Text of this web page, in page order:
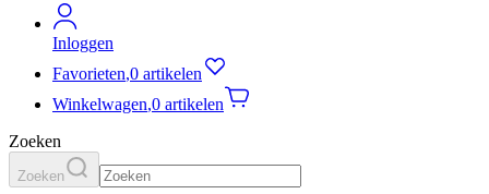
Inloggen
Favorieten,0 artikelen
Winkelwagen,0 artikelen
Zoeken
Zoeken